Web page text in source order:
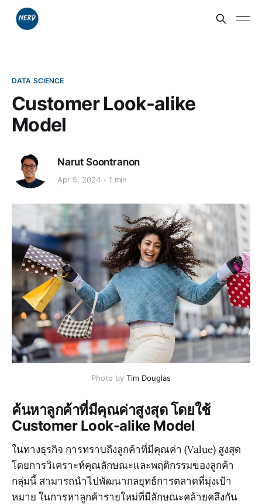
DATA SCIENCE
Customer Look-alike
Model
Narut Soontranon
Apr 5, 2024 1 min
Photo by Tim Douglas
ค้นหาลูกค้าที่มีคุณค่าสูงสุด โดยใช้
Customer Look-alike Model
ในทางธุรกิจ การทราบถึงลูกค้าที่มีคุณค่า (Value) สูงสุด
โดยการวิเคราะห์คุณลักษณะและพฤติกรรมของลูกค้า
กลุ่มนี้ สามารถนำไปพัฒนากลยุทธ์การตลาดที่มุ่งเป้า
หมาย ในการหาลูกค้ารายใหม่ที่มีลักษณะคล้ายคลึงกัน